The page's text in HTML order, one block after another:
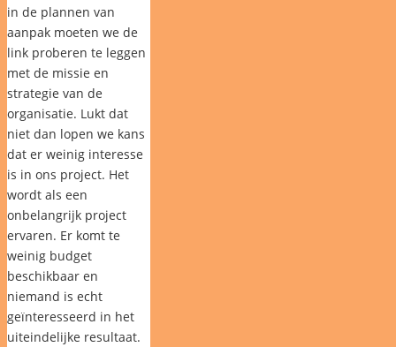
in de plannen van
aanpak moeten we de
link proberen te leggen
met de missie en
strategie van de
organisatie. Lukt dat
niet dan lopen we kans
dat er weinig interesse
is in ons project. Het
wordt als een
onbelangrijk project
ervaren. Er komt te
weinig budget
beschikbaar en
niemand is echt
geïnteresseerd in het
uiteindelijke resultaat.